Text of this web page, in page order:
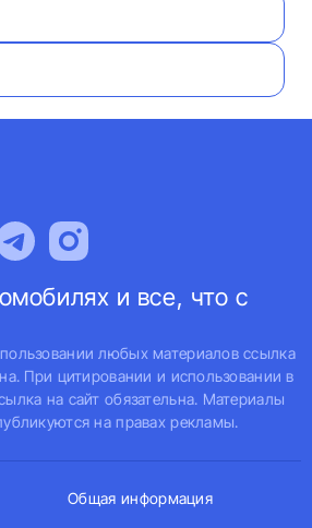
и все, что с
любых материалов ссылка
При цитировании и использовании в
на сайт обязательна. Материалы
на правах рекламы.
Общая информация